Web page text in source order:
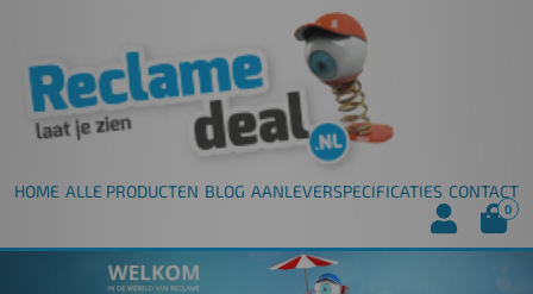
HOME ALLE PRODUCTEN BLOG AANLEVERSPECIFICATIES CONTACT
0